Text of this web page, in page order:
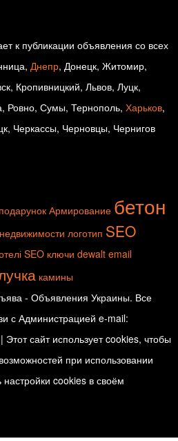
к публикации объявления со всех
Днепр, Донецк, Житомир,
Кропивницкий, Львов, Луцк,
Ровно, Сумы, Тернополь, Харьков,
Черкассы, Черновцы, Чернигов
подарунок Армирование бетон
логотип SEO
SEO ключи dewalt email
камины
- Объявления Украины. Все
с Администрацией e-mail:
сайт использует cookies, чтобы
при использовании
cookies в своём